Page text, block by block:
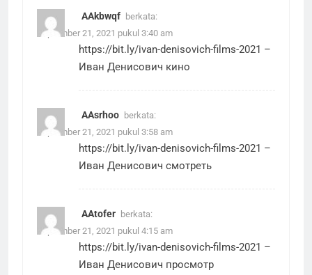
AAkbwqf berkata:
September 21, 2021 pukul 3:40 am
https://bit.ly/ivan-denisovich-films-2021 –
Иван Денисович кино
AAsrhoo berkata:
September 21, 2021 pukul 3:58 am
https://bit.ly/ivan-denisovich-films-2021 –
Иван Денисович смотреть
AAtofer berkata:
September 21, 2021 pukul 4:15 am
https://bit.ly/ivan-denisovich-films-2021 –
Иван Денисович просмотр